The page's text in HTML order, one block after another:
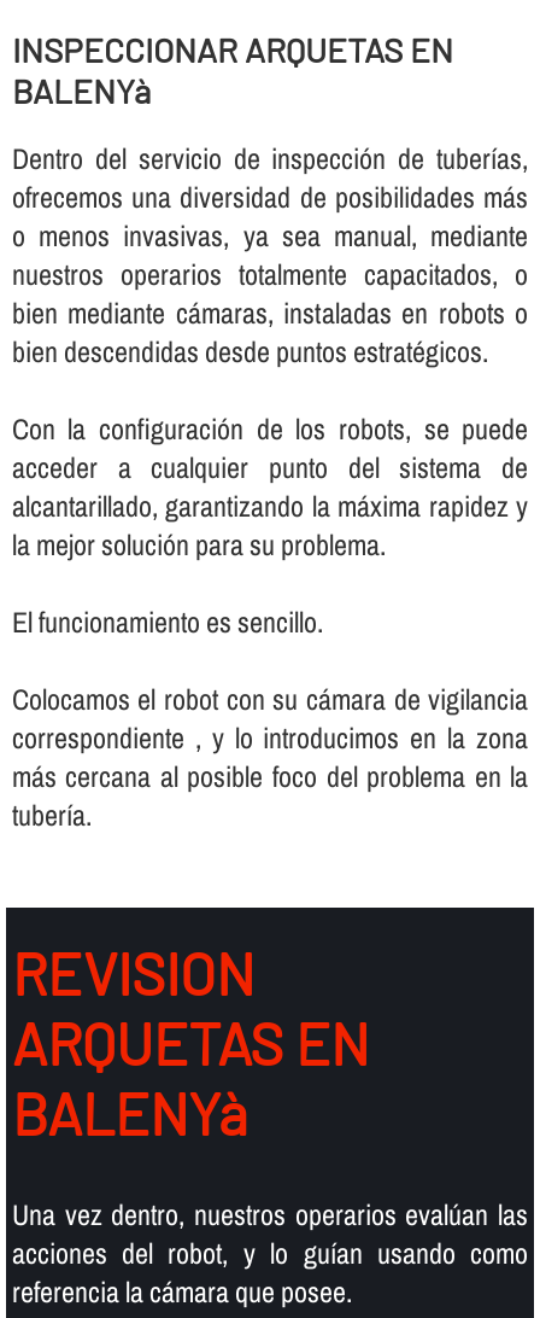
INSPECCIONAR ARQUETAS EN
BALENYà
Dentro del servicio de inspección de tuberí­as,
ofrecemos una diversidad de posibilidades más
o menos invasivas, ya sea manual, mediante
nuestros operarios totalmente capacitados, o
bien mediante cámaras, instaladas en robots o
bien descendidas desde puntos estratégicos.
Con la configuración de los robots, se puede
acceder a cualquier punto del sistema de
alcantarillado, garantizando la máxima rapidez y
la mejor solución para su problema.
El funcionamiento es sencillo.
Colocamos el robot con su cámara de vigilancia
correspondiente , y lo introducimos en la zona
más cercana al posible foco del problema en la
tuberí­a.
REVISION
ARQUETAS EN
BALENYà
Una vez dentro, nuestros operarios evalúan las
acciones del robot, y lo guí­an usando como
referencia la cámara que posee.